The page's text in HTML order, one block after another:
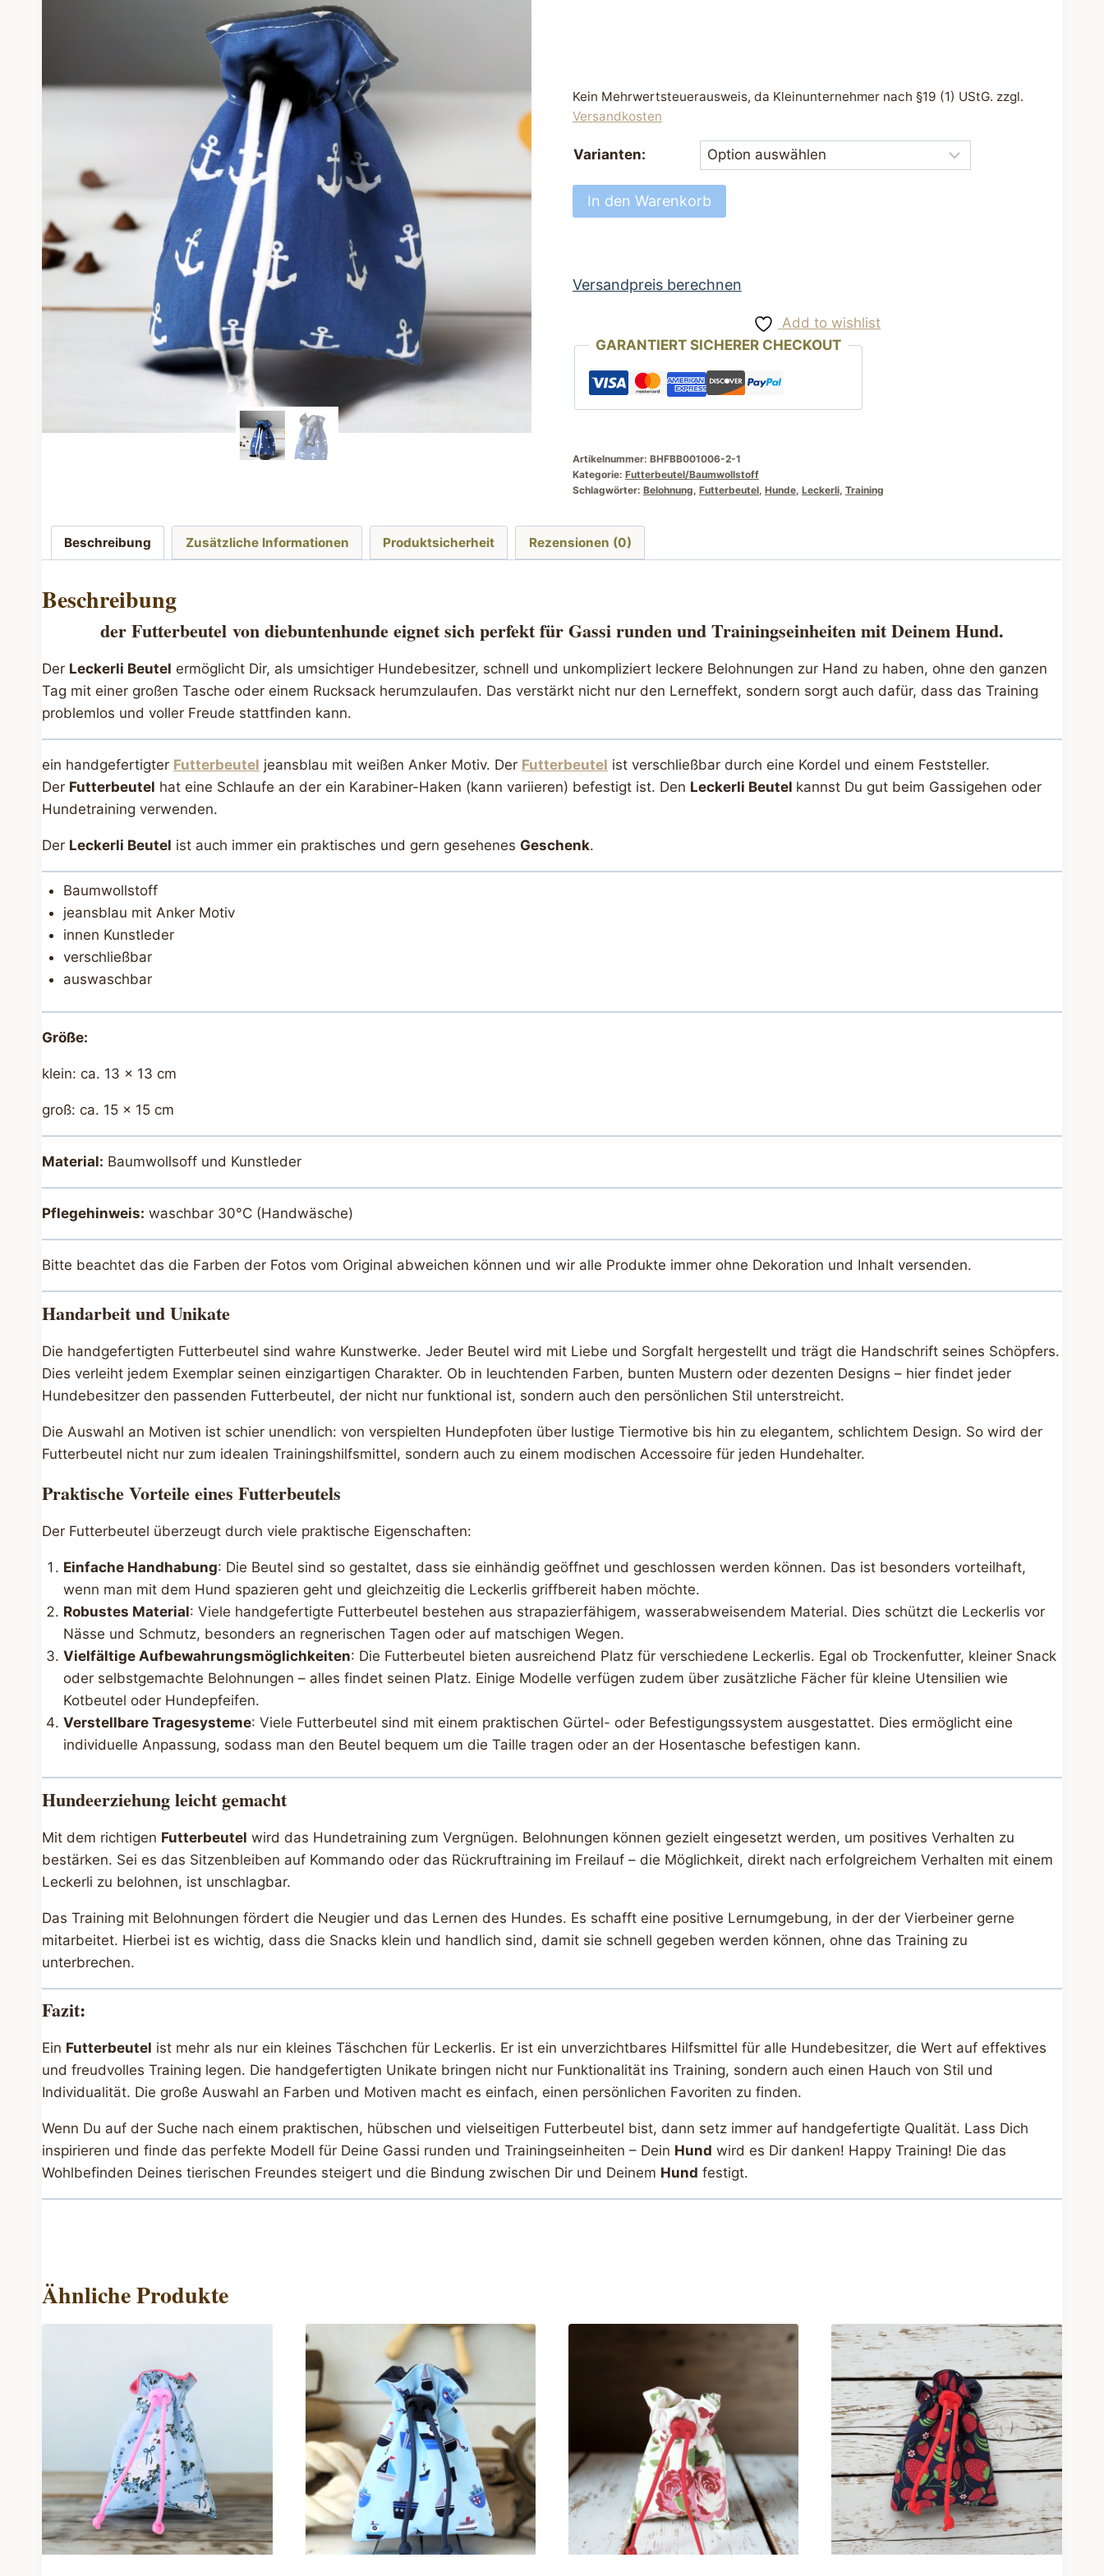
Kein Mehrwertsteuerausweis, da Kleinunternehmer nach §19 (1) UStG. zzgl.
Versandkosten
Varianten:
Futterbeutel
Leckerli
mit
Menge
In den Warenkorb
Versandpreis berechnen
Add to wishlist
GARANTIERT SICHERER CHECKOUT
Artikelnummer: BHFBB001006-2-1
Kategorie: Futterbeutel/Baumwollstoff
Schlagwörter: Belohnung, Futterbeutel, Hunde, Leckerli, Training
Beschreibung Zusätzliche Informationen Produktsicherheit Rezensionen (0)
Beschreibung
der Futterbeutel von diebuntenhunde eignet sich perfekt für Gassi runden und Trainingseinheiten mit Deinem Hund.
Der Leckerli Beutel ermöglicht Dir, als umsichtiger Hundebesitzer, schnell und unkompliziert leckere Belohnungen zur Hand zu haben, ohne den ganzen
Tag mit einer großen Tasche oder einem Rucksack herumzulaufen. Das verstärkt nicht nur den Lerneffekt, sondern sorgt auch dafür, dass das Training
problemlos und voller Freude stattfinden kann.
ein handgefertigter Futterbeutel jeansblau mit weißen Anker Motiv. Der Futterbeutel ist verschließbar durch eine Kordel und einem Feststeller.
Der Futterbeutel hat eine Schlaufe an der ein Karabiner-Haken (kann variieren) befestigt ist. Den Leckerli Beutel kannst Du gut beim Gassigehen oder
Hundetraining verwenden.
Der Leckerli Beutel ist auch immer ein praktisches und gern gesehenes Geschenk.
Baumwollstoff
jeansblau mit Anker Motiv
innen Kunstleder
verschließbar
auswaschbar
Größe:
klein: ca. 13 x 13 cm
groß: ca. 15 x 15 cm
Material: Baumwollsoff und Kunstleder
Pflegehinweis: waschbar 30°C (Handwäsche)
Bitte beachtet das die Farben der Fotos vom Original abweichen können und wir alle Produkte immer ohne Dekoration und Inhalt versenden.
Handarbeit und Unikate
Die handgefertigten Futterbeutel sind wahre Kunstwerke. Jeder Beutel wird mit Liebe und Sorgfalt hergestellt und trägt die Handschrift seines Schöpfers.
Dies verleiht jedem Exemplar seinen einzigartigen Charakter. Ob in leuchtenden Farben, bunten Mustern oder dezenten Designs – hier findet jeder
Hundebesitzer den passenden Futterbeutel, der nicht nur funktional ist, sondern auch den persönlichen Stil unterstreicht.
Die Auswahl an Motiven ist schier unendlich: von verspielten Hundepfoten über lustige Tiermotive bis hin zu elegantem, schlichtem Design. So wird der
Futterbeutel nicht nur zum idealen Trainingshilfsmittel, sondern auch zu einem modischen Accessoire für jeden Hundehalter.
Praktische Vorteile eines Futterbeutels
Der Futterbeutel überzeugt durch viele praktische Eigenschaften:
Einfache Handhabung: Die Beutel sind so gestaltet, dass sie einhändig geöffnet und geschlossen werden können. Das ist besonders vorteilhaft,
wenn man mit dem Hund spazieren geht und gleichzeitig die Leckerlis griffbereit haben möchte.
Robustes Material: Viele handgefertigte Futterbeutel bestehen aus strapazierfähigem, wasserabweisendem Material. Dies schützt die Leckerlis vor
Nässe und Schmutz, besonders an regnerischen Tagen oder auf matschigen Wegen.
Vielfältige Aufbewahrungsmöglichkeiten: Die Futterbeutel bieten ausreichend Platz für verschiedene Leckerlis. Egal ob Trockenfutter, kleiner Snack
oder selbstgemachte Belohnungen – alles findet seinen Platz. Einige Modelle verfügen zudem über zusätzliche Fächer für kleine Utensilien wie
Kotbeutel oder Hundepfeifen.
Verstellbare Tragesysteme: Viele Futterbeutel sind mit einem praktischen Gürtel- oder Befestigungssystem ausgestattet. Dies ermöglicht eine
individuelle Anpassung, sodass man den Beutel bequem um die Taille tragen oder an der Hosentasche befestigen kann.
Hundeerziehung leicht gemacht
Mit dem richtigen Futterbeutel wird das Hundetraining zum Vergnügen. Belohnungen können gezielt eingesetzt werden, um positives Verhalten zu
bestärken. Sei es das Sitzenbleiben auf Kommando oder das Rückruftraining im Freilauf – die Möglichkeit, direkt nach erfolgreichem Verhalten mit einem
Leckerli zu belohnen, ist unschlagbar.
Das Training mit Belohnungen fördert die Neugier und das Lernen des Hundes. Es schafft eine positive Lernumgebung, in der der Vierbeiner gerne
mitarbeitet. Hierbei ist es wichtig, dass die Snacks klein und handlich sind, damit sie schnell gegeben werden können, ohne das Training zu
unterbrechen.
Fazit:
Ein Futterbeutel ist mehr als nur ein kleines Täschchen für Leckerlis. Er ist ein unverzichtbares Hilfsmittel für alle Hundebesitzer, die Wert auf effektives
und freudvolles Training legen. Die handgefertigten Unikate bringen nicht nur Funktionalität ins Training, sondern auch einen Hauch von Stil und
Individualität. Die große Auswahl an Farben und Motiven macht es einfach, einen persönlichen Favoriten zu finden.
Wenn Du auf der Suche nach einem praktischen, hübschen und vielseitigen Futterbeutel bist, dann setz immer auf handgefertigte Qualität. Lass Dich
inspirieren und finde das perfekte Modell für Deine Gassi runden und Trainingseinheiten – Dein Hund wird es Dir danken! Happy Training! Die das
Wohlbefinden Deines tierischen Freundes steigert und die Bindung zwischen Dir und Deinem Hund festigt.
Ähnliche Produkte